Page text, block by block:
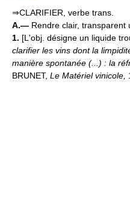
⇒CLARIFIER, verbe trans.
A.— Rendre clair, transparent
1. [L'obj. désigne un liquide
clarifier les vins dont la
manière spontanée (...) : la
BRUNET, Le Matériel vinicole,